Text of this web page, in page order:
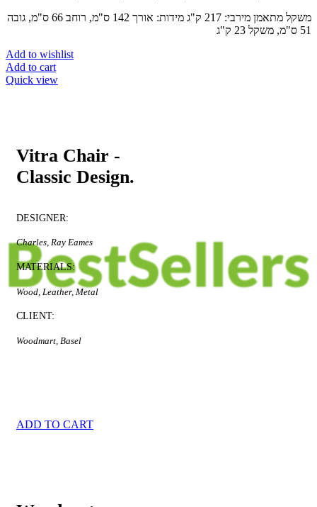
משקל מתאמן מירבי: 217 ק"ג מידות: אורך 142 ס"מ, רוחב 66 ס"מ, גובה
51 ס"מ, משקל 23 ק"ג
Add to wishlist
Add to cart
Quick view
Vitra Chair -
Classic Design.
DESIGNER:
Charles, Ray Eames
MATERIALS:
Wood, Leather, Metal
CLIENT:
Woodmart, Basel
ADD TO CART